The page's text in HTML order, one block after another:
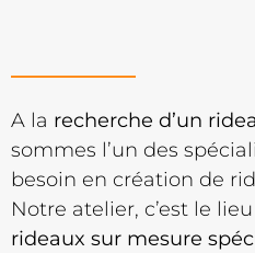
A la recherche d’un
sommes l’un des
besoin en création de
Notre atelier, c’est le
rideaux sur mesure